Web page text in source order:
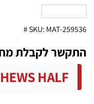
SKU:
לקבלת מחיר
MATTHEWS